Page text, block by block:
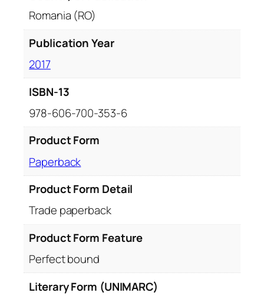
Romania (RO)
Publication Year
2017
ISBN-13
978-606-700-353-6
Product Form
Paperback
Product Form Detail
Trade paperback
Product Form Feature
Perfect bound
Literary Form (UNIMARC)